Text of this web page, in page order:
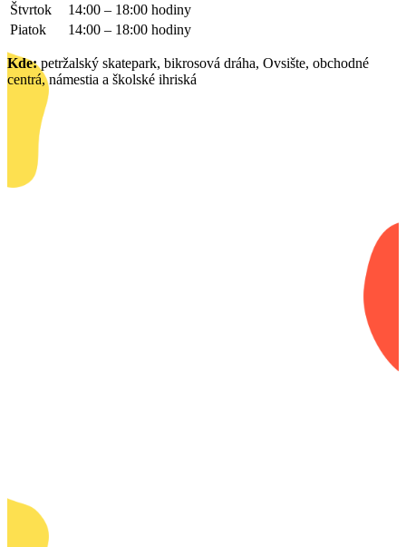
Štvrtok
14:00 – 18:00 hodiny
Piatok
14:00 – 18:00 hodiny
Kde:petržalský skatepark, bikrosová dráha, Ovsište, obchodné
centrá, námestia a školské ihriská